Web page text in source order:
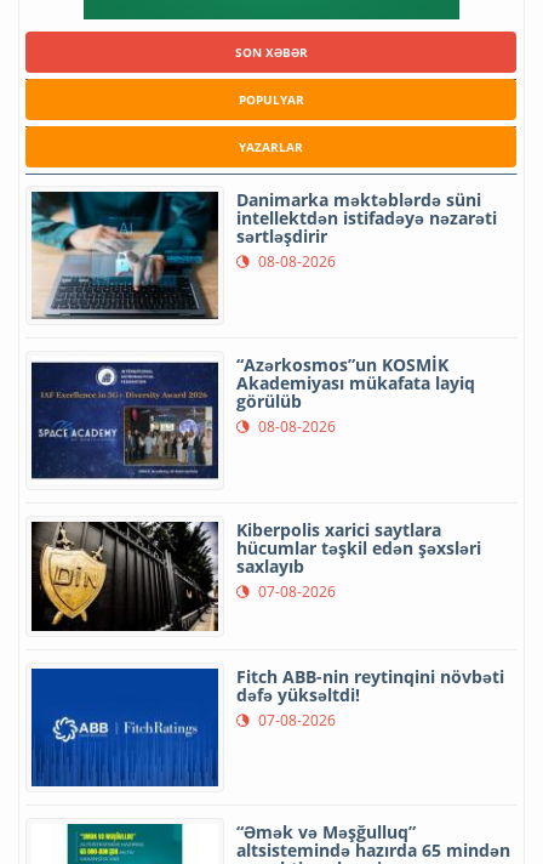
SON XƏBƏR
POPULYAR
YAZARLAR
Danimarka məktəblərdə süni
intellektdən istifadəyə nəzarəti
sərtləşdirir
08-08-2026
“Azərkosmos”un KOSMİK
Akademiyası mükafata layiq
görülüb
08-08-2026
Kiberpolis xarici saytlara
hücumlar təşkil edən şəxsləri
saxlayıb
07-08-2026
Fitch ABB-nin reytinqini növbəti
dəfə yüksəltdi!
07-08-2026
“Əmək və Məşğulluq”
altsistemində hazırda 65 mindən